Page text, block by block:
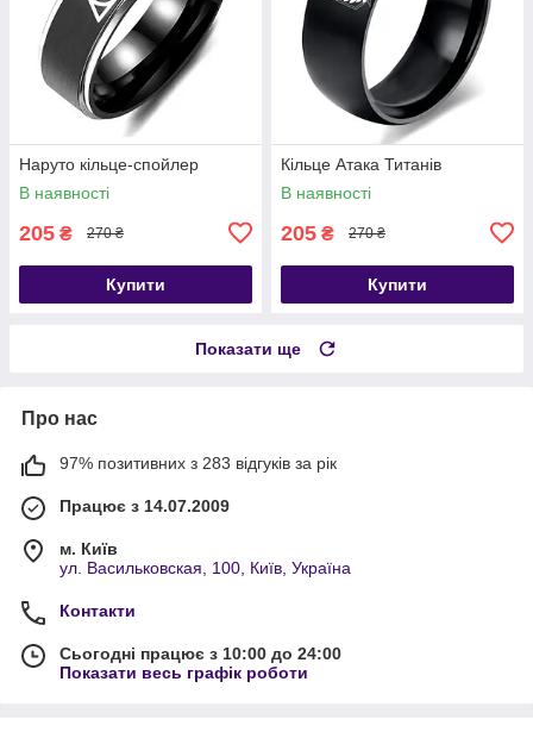
Наруто кільце-спойлер
В наявності
205 ₴ 270 ₴
Купити
Кільце Атака Титанів
В наявності
205 ₴ 270 ₴
Купити
Показати ще
Про нас
97% позитивних з 283 відгуків за рік
Працює з 14.07.2009
м. Київ
ул. Васильковская, 100, Київ, Україна
Контакти
Сьогодні працює з 10:00 до 24:00
Показати весь графік роботи